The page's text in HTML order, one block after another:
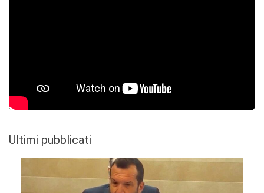
Ultimi pubblicati